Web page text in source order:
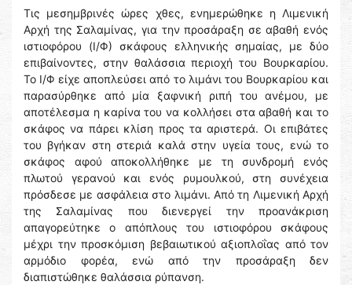
Τις μεσημβρινές ώρες χθες, ενημερώθηκε η Λιμενική
Αρχή της Σαλαμίνας, για την προσάραξη σε αβαθή ενός
ιστιοφόρου (Ι/Φ) σκάφους ελληνικής σημαίας, με δύο
επιβαίνοντες, στην θαλάσσια περιοχή του Βουρκαρίου.
Το Ι/Φ είχε αποπλεύσει από το λιμάνι του Βουρκαρίου και
παρασύρθηκε από μία ξαφνική ριπή του ανέμου, με
αποτέλεσμα η καρίνα του να κολλήσει στα αβαθή και το
σκάφος να πάρει κλίση προς τα αριστερά. Οι επιβάτες
του βγήκαν στη στεριά καλά στην υγεία τους, ενώ το
σκάφος αφού αποκολλήθηκε με τη συνδρομή ενός
πλωτού γερανού και ενός ρυμουλκού, στη συνέχεια
πρόσδεσε με ασφάλεια στο λιμάνι. Από τη Λιμενική Αρχή
της Σαλαμίνας που διενεργεί την προανάκριση
απαγορεύτηκε ο απόπλους του ιστιοφόρου σκάφους
μέχρι την προσκόμιση βεβαιωτικού αξιοπλοΐας από τον
αρμόδιο φορέα, ενώ από την προσάραξη δεν
διαπιστώθηκε θαλάσσια ρύπανση.